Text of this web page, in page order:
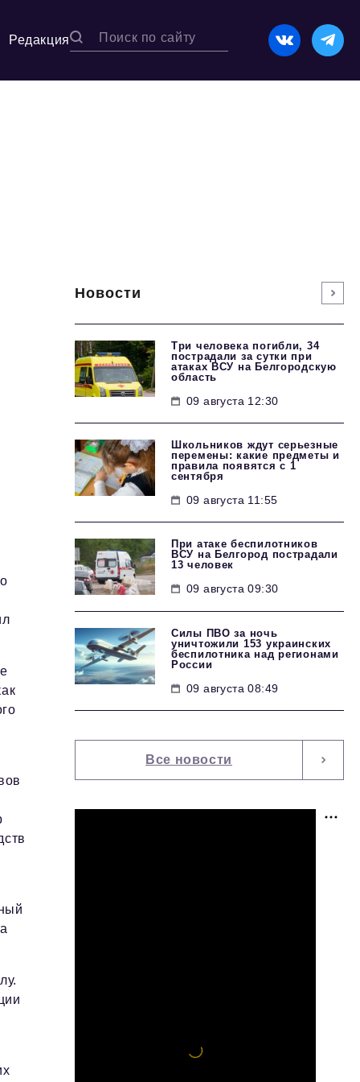
Редакция
Новости
Три человека погибли, 34
пострадали за сутки при
атаках ВСУ на Белгородскую
область
09 августа 12:30
Школьников ждут серьезные
перемены: какие предметы и
правила появятся с 1
сентября
09 августа 11:55
При атаке беспилотников
ВСУ на Белгород пострадали
13 человек
09 августа 09:30
Силы ПВО за ночь
уничтожили 153 украинских
беспилотника над регионами
России
09 августа 08:49
Все новости